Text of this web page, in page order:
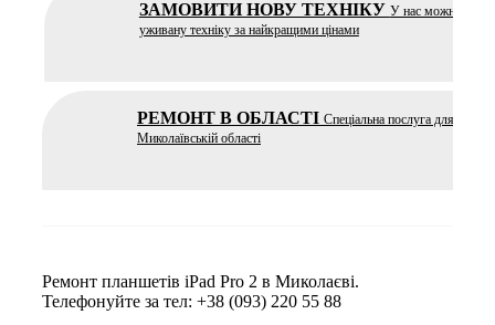
ЗАМОВИТИ НОВУ ТЕХНІКУ У нас можна
уживану техніку за найкращими цінами
РЕМОНТ В ОБЛАСТІ Спеціальна послуга для
Миколаївській області
Ремонт планшетів iPad Pro 2 в Миколаєві.
Телефонуйте за тел: +38 (093) 220 55 88